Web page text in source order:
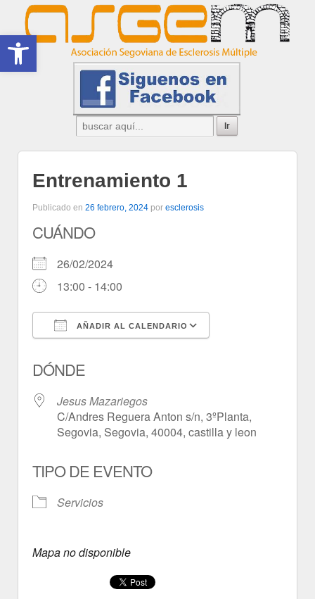
Entrenamiento 1
Publicado en 26 febrero, 2024 por esclerosis
CUÁNDO
26/02/2024
13:00 - 14:00
AÑADIR AL CALENDARIO
DÓNDE
Jesus Mazariegos
C/Andres Reguera Anton s/n, 3ºPlanta,
Segovia, Segovia, 40004, castilla y leon
TIPO DE EVENTO
Servicios
Mapa no disponible
Abrir barra de herramientas